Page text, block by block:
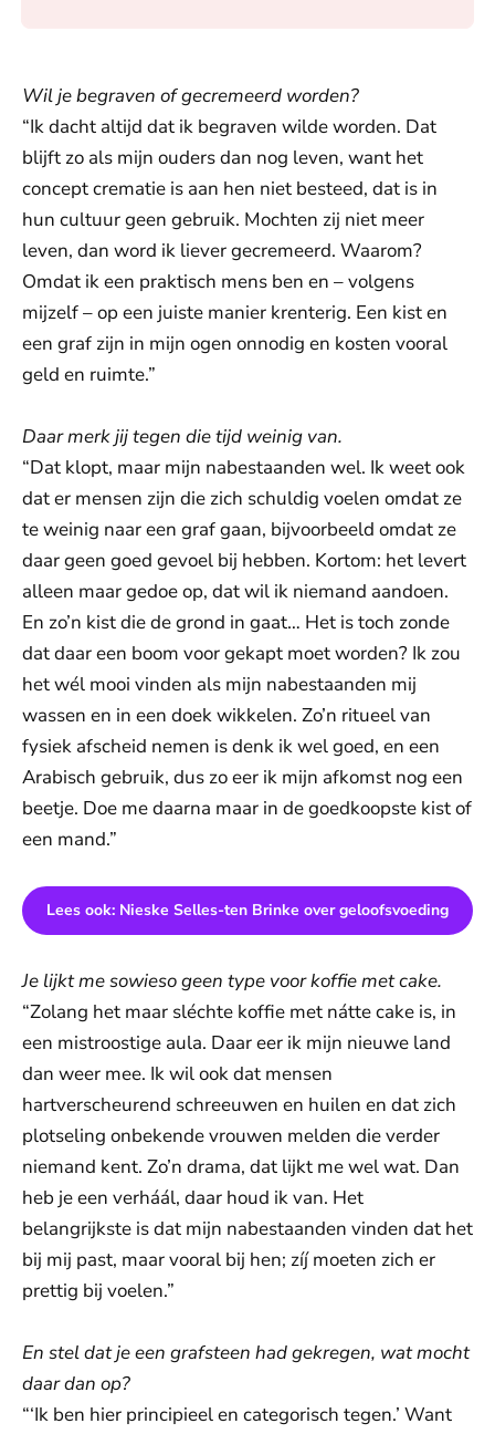
Wil je begraven of gecremeerd worden?
“Ik dacht altijd dat ik begraven wilde worden. Dat
blijft zo als mijn ouders dan nog leven, want het
concept crematie is aan hen niet besteed, dat is in
hun cultuur geen gebruik. Mochten zij niet meer
leven, dan word ik liever gecremeerd. Waarom?
Omdat ik een praktisch mens ben en – volgens
mijzelf – op een juiste manier krenterig. Een kist en
een graf zijn in mijn ogen onnodig en kosten vooral
geld en ruimte.”
Daar merk jij tegen die tijd weinig van.
“Dat klopt, maar mijn nabestaanden wel. Ik weet ook
dat er mensen zijn die zich schuldig voelen omdat ze
te weinig naar een graf gaan, bijvoorbeeld omdat ze
daar geen goed gevoel bij hebben. Kortom: het levert
alleen maar gedoe op, dat wil ik niemand aandoen.
En zo’n kist die de grond in gaat… Het is toch zonde
dat daar een boom voor gekapt moet worden? Ik zou
het wél mooi vinden als mijn nabestaanden mij
wassen en in een doek wikkelen. Zo’n ritueel van
fysiek afscheid nemen is denk ik wel goed, en een
Arabisch gebruik, dus zo eer ik mijn afkomst nog een
beetje. Doe me daarna maar in de goedkoopste kist of
een mand.”
Lees ook: Nieske Selles-ten Brinke over geloofsvoeding
Je lijkt me sowieso geen type voor koffie met cake.
“Zolang het maar sléchte koffie met nátte cake is, in
een mistroostige aula. Daar eer ik mijn nieuwe land
dan weer mee. Ik wil ook dat mensen
hartverscheurend schreeuwen en huilen en dat zich
plotseling onbekende vrouwen melden die verder
niemand kent. Zo’n drama, dat lijkt me wel wat. Dan
heb je een verháál, daar houd ik van. Het
belangrijkste is dat mijn nabestaanden vinden dat het
bij mij past, maar vooral bij hen; zíj moeten zich er
prettig bij voelen.”
En stel dat je een grafsteen had gekregen, wat mocht
daar dan op?
“‘Ik ben hier principieel en categorisch tegen.’ Want